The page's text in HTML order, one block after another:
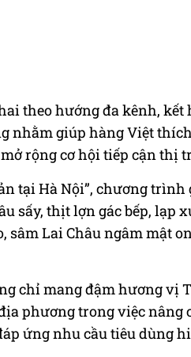
theo hướng đa kênh, kết
nhằm giúp hàng Việt
rộng cơ hội tiếp cận thị
tại Hà Nội”, chương
sấy, thịt lợn gác bếp, lạp
sâm Lai Châu ngâm mật
chỉ mang đậm hương vị
phương trong việc nâng
ứng nhu cầu tiêu dùng